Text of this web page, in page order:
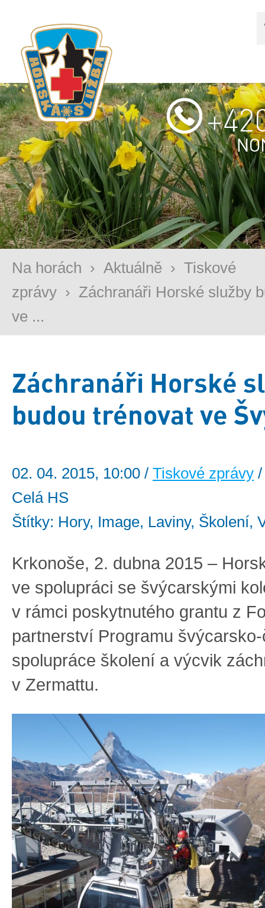
Na horách › Aktuálně › Tiskové
zprávy › Záchranáři Horské služby
ve ...
Záchranáři Horské
budou trénovat ve
02. 04. 2015, 10:00 / Tiskové zprávy
Celá HS
Štítky: Hory, Image, Laviny, Školení,
Krkonoše, 2. dubna 2015 –
ve spolupráci se švýcarskými
v rámci poskytnutého grantu z
partnerství Programu
spolupráce školení a výcvik
v Zermattu.